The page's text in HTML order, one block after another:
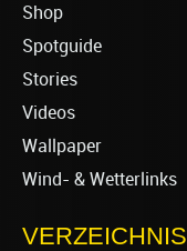
Shop
Spotguide
Stories
Videos
Wallpaper
Wind- & Wetterlinks
VERZEICHNIS